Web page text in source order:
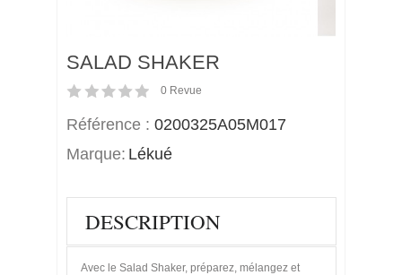
SALAD SHAKER
0 Revue
Référence : 0200325A05M017
Marque: Lékué
DESCRIPTION
Avec le Salad Shaker, préparez, mélangez et